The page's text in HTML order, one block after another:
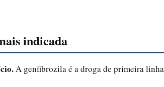
indicada
A genfibrozila é a droga de primeira linha